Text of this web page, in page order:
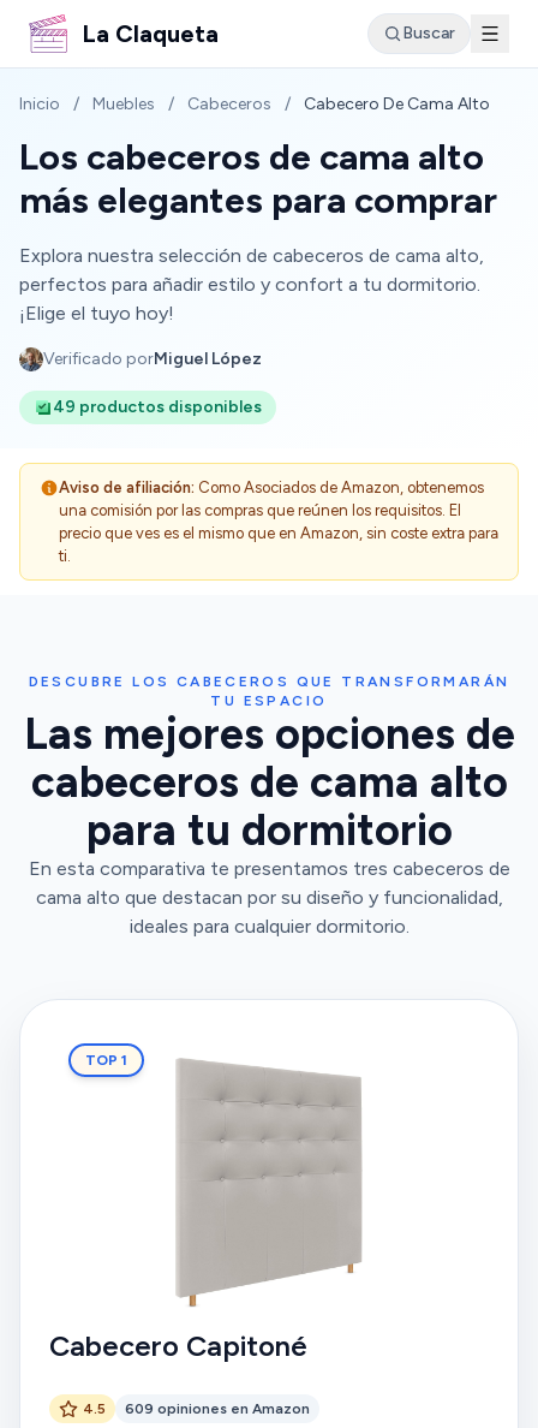
La Claqueta Buscar
Inicio / Muebles / Cabeceros / Cabecero De Cama Alto
Los cabeceros de cama alto
más elegantes para comprar
Explora nuestra selección de cabeceros de cama alto,
perfectos para añadir estilo y confort a tu dormitorio.
¡Elige el tuyo hoy!
Verificado porMiguel López
49 productos disponibles
Aviso de afiliación: Como Asociados de Amazon, obtenemos
una comisión por las compras que reúnen los requisitos. El
precio que ves es el mismo que en Amazon, sin coste extra para
ti.
DESCUBRE LOS CABECEROS QUE TRANSFORMARÁN
TU ESPACIO
Las mejores opciones de
cabeceros de cama alto
para tu dormitorio
En esta comparativa te presentamos tres cabeceros de
cama alto que destacan por su diseño y funcionalidad,
ideales para cualquier dormitorio.
TOP 1
Cabecero Capitoné
4.5 609 opiniones en Amazon